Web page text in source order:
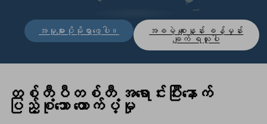
အမှုများပိုမိုရှာဖွေပါ။ အခမဲ့ စျေးနှုန်း ခန့်မှန်း
ချက် ရယူပါ
တစ်တီပီတစ်တီအရောင်းပြီးနောက်
ပြည့်စုံသော ထောက်ပံ့မှု